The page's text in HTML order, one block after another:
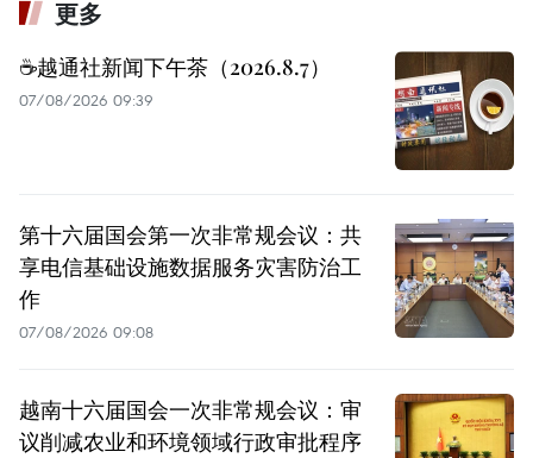
更多
☕️越通社新闻下午茶（2026.8.7）
07/08/2026 09:39
第十六届国会第一次非常规会议：共
享电信基础设施数据服务灾害防治工
作
07/08/2026 09:08
越南十六届国会一次非常规会议：审
议削减农业和环境领域行政审批程序